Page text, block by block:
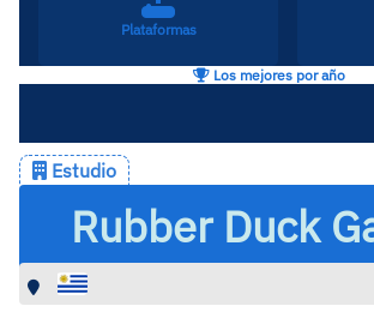
Plataformas
Los mejores por año
Estudio
Rubber Duck